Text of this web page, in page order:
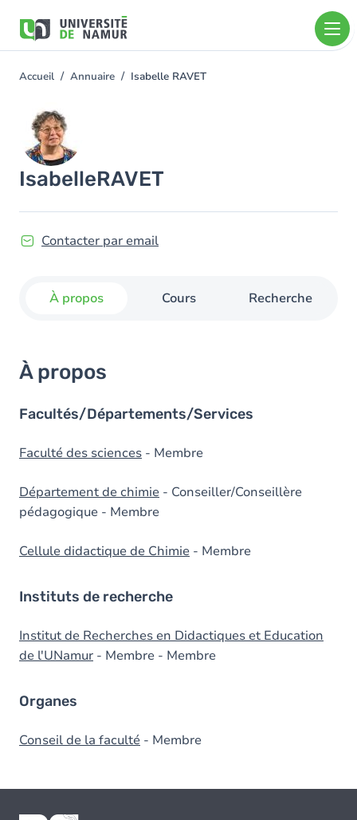
contenu
You
here
Accueil Annuaire Isabelle RAVET
Image
IsabelleRAVET
Contacter par email
À propos Cours Recherche
À propos
Facultés/Départements/Services
Faculté des sciences - Membre
Département de chimie - Conseiller/Conseillère
pédagogique - Membre
Cellule didactique de Chimie - Membre
Instituts de recherche
Institut de Recherches en Didactiques et Education
de l'UNamur - Membre - Membre
Organes
Conseil de la faculté - Membre